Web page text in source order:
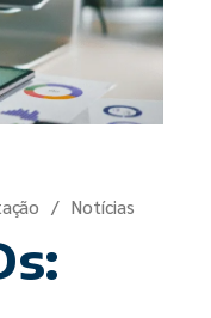
Notícias